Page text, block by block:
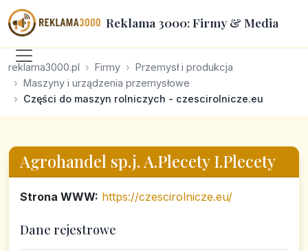
Reklama 3000: Firmy & Media
reklama3000.pl Firmy
Przemysł i produkcja
Maszyny i urządzenia przemysłowe
Części do maszyn rolniczych - czescirolnicze.eu
Agrohandel sp.j. A.Plecety I.Plecety
Strona WWW: https://czescirolnicze.eu/
Dane rejestrowe